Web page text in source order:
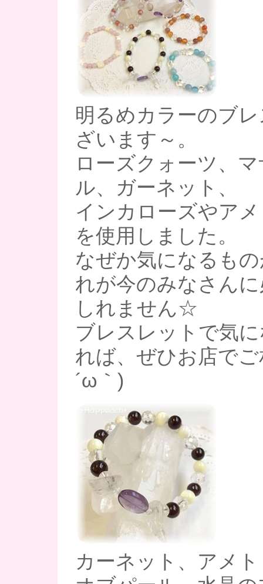
明るめカラーのブ
ざいます～。
ローズクォーツ、
ル、ガーネット、
インカローズやア
を使用しました。
なぜか気になるも
れが今のみなさん
しれません☆
ブレスレットで気
れば、ぜひお店で
´ω｀)
カーネット、アメ